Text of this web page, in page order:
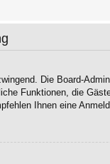
Die Board-
Funktionen, die
Ihnen eine